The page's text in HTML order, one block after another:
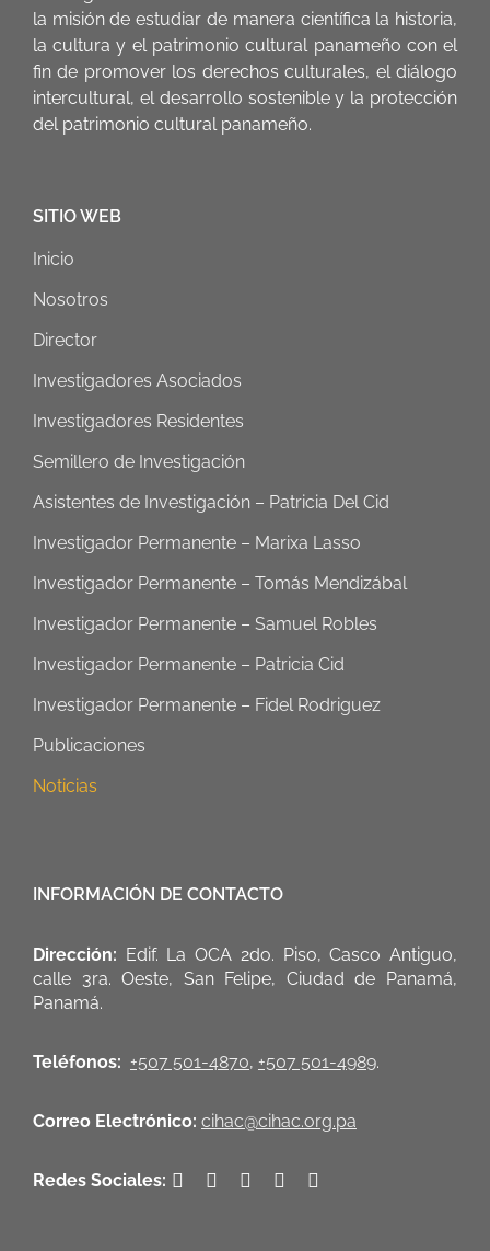
la misión de estudiar de manera científica la historia,
la cultura y el patrimonio cultural panameño con el
fin de promover los derechos culturales, el diálogo
intercultural, el desarrollo sostenible y la protección
del patrimonio cultural panameño.
SITIO WEB
Inicio
Nosotros
Director
Investigadores Asociados
Investigadores Residentes
Semillero de Investigación
Asistentes de Investigación – Patricia Del Cid
Investigador Permanente – Marixa Lasso
Investigador Permanente – Tomás Mendizábal
Investigador Permanente – Samuel Robles
Investigador Permanente – Patricia Cid
Investigador Permanente – Fidel Rodriguez
Publicaciones
Noticias
INFORMACIÓN DE CONTACTO
Dirección: Edif. La OCA 2do. Piso, Casco Antiguo,
calle 3ra. Oeste, San Felipe, Ciudad de Panamá,
Panamá.
Teléfonos: +507 501-4870, +507 501-4989.
Correo Electrónico: cihac@cihac.org.pa
Redes Sociales: